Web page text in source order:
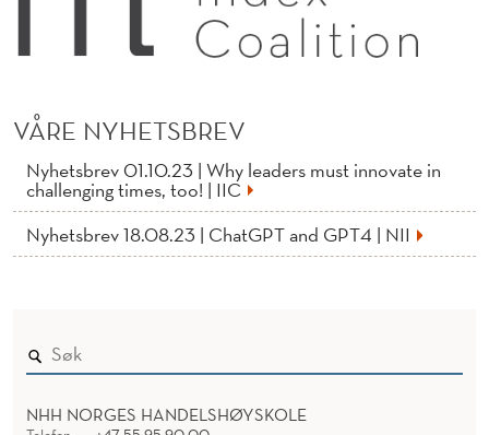
VÅRE NYHETSBREV
Nyhetsbrev 01.10.23 | Why leaders must innovate in
challenging times, too! | IIC
Nyhetsbrev 18.08.23 | ChatGPT and GPT4 | NII
NHH NORGES HANDELSHØYSKOLE